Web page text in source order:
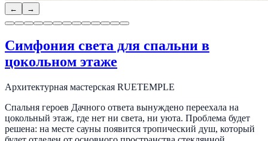
← →
Симфония света для спальни в
цокольном этаже
Архитектурная мастерская RUETEMPLE
Спальня героев Дачного ответа вынуждено переехала на
цокольный этаж, где нет ни света, ни уюта. Проблема будет
решена: на месте сауны появится тропический душ, который